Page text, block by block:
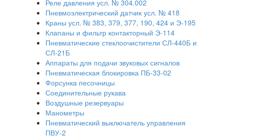
Реле давления усл. № 304.002
Пневмоэлектрический датчик усл. № 418
Краны усл. № 383, 379, 377, 190, 424 и Э-195
Клапаны и фильтр контакторный Э-114
Пневматические стеклоочистители СЛ-440Б и
СЛ-21Б
Аппараты для подачи звуковых сигналов
Пневматическая блокировка ПБ-33-02
Форсунка песочницы
Соединительные рукава
Воздушные резервуары
Манометры
Пневматический выключатель управления
ПВУ-2